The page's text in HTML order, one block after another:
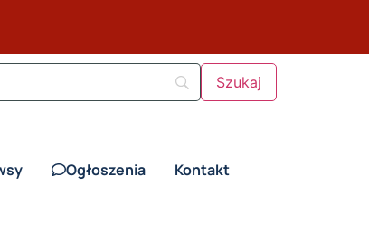
Ogłoszenia Kontakt